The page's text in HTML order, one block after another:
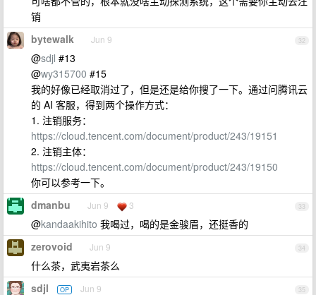
销
32
bytewalk Jun 9
@sdjl #13
@wy315700 #15
我的好像已经取消过了，但是还是给你搜了一下。通过问腾讯云
的 AI 客服，得到两个操作方式：
1. 注销服务：
https://cloud.tencent.com/document/product/243/19151
2. 注销主体：
https://cloud.tencent.com/document/product/243/19150
你可以参考一下。
33
dmanbu Jun 9 3
@kandaakihito 我喝过，喝的是金骏眉，还挺香的
34
zerovoid Jun 9
什么茶，武夷岩茶么
35
sdjl OP Jun 9